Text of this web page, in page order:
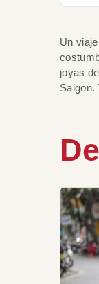
Un
joyas
Saigon.